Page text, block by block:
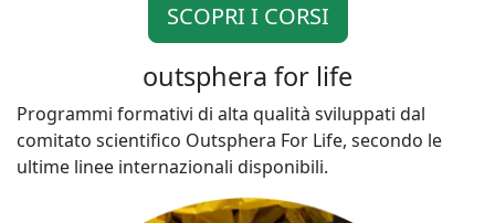
SCOPRI I CORSI
outsphera for life
Programmi formativi di alta qualità sviluppati dal
comitato scientifico Outsphera For Life, secondo le
ultime linee internazionali disponibili.